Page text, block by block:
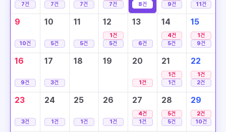
7건 7건 7건
7건
8건
9건 11건
9
10건
10
5건
11
5건
12
1건
5건
13
6건
14
4건
5건
15
1건
9건
16
9건
17
3건
18 19 20
1건
21
1건
1건
22
1건
2건
23
3건
24
1건
25
1건
26
1건
27
4건
1건
28
5건
5건
29
2건
10건